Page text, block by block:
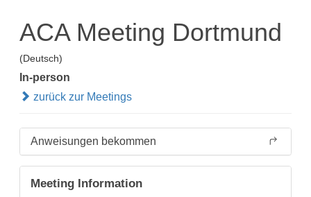
ACA Meeting Dortmund
(Deutsch)
In-person
zurück zur Meetings
Anweisungen bekommen
Meeting Information